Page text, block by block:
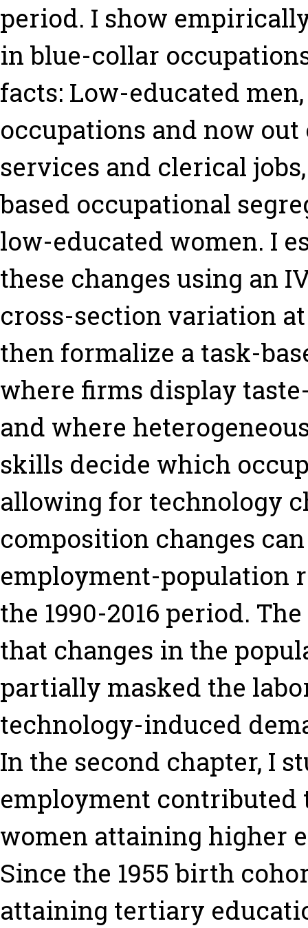
period. I show
in blue-collar
facts: Low-educated
occupations and now
services and clerical
based occupational
low-educated women. I
these changes using an
cross-section variation
then formalize a task-
where firms display
and where
skills decide which
allowing for technology
composition changes
employment-population
the 1990-2016 period.
that changes in the
partially masked the
technology-induced
In the second chapter, I
employment contributed
women attaining higher
Since the 1955 birth
attaining tertiary